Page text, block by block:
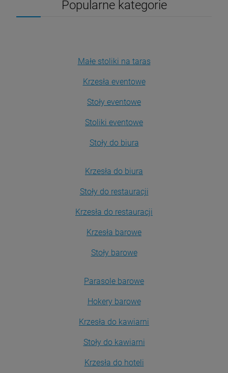
Popularne kategorie
Małe stoliki na taras
Krzesła eventowe
Stoły eventowe
Stoliki eventowe
Stoły do biura
Krzesła do biura
Stoły do restauracji
Krzesła do restauracji
Krzesła barowe
Stoły barowe
Parasole barowe
Hokery barowe
Krzesła do kawiarni
Stoły do kawiarni
Krzesła do hoteli